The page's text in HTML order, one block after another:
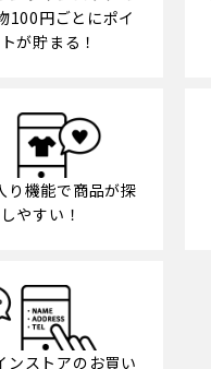
100円ごとにポイ
が貯まる！
り機能で商品が探
しやすい！
ンストアのお買い